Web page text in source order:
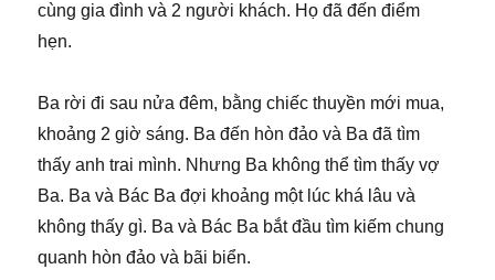
cùng gia đình và 2 người khách. Họ đã đến điểm
hẹn.
Ba rời đi sau nửa đêm, bằng chiếc thuyền mới mua,
khoảng 2 giờ sáng. Ba đến hòn đảo và Ba đã tìm
thấy anh trai mình. Nhưng Ba không thể tìm thấy vợ
Ba. Ba và Bác Ba đợi khoảng một lúc khá lâu và
không thấy gì. Ba và Bác Ba bắt đầu tìm kiếm chung
quanh hòn đảo và bãi biển.